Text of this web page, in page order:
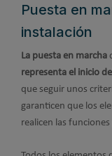
Puesta en
instalación
La puesta en marcha
representa el inicio
que seguir unos
garanticen que los
realicen las